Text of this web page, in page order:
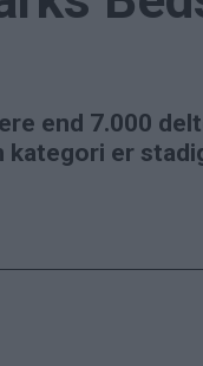
end 7.000
kategori er